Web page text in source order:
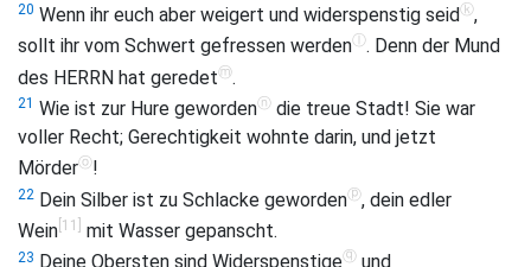
20 Wenn ihr euch aber weigert und widerspenstig seidⓚ,
sollt ihr vom Schwert gefressen werdenⓛ. Denn der Mund
des HERRN hat geredetⓜ.
21 Wie ist zur Hure gewordenⓝ die treue Stadt! Sie war
voller Recht; Gerechtigkeit wohnte darin, und jetzt
Mörderⓞ!
22 Dein Silber ist zu Schlacke gewordenⓟ, dein edler
Wein [11] mit Wasser gepanscht.
23 Deine Obersten sind Widerspenstigeⓠ und